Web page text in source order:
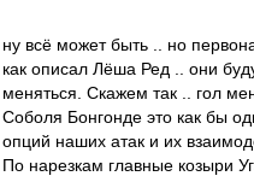
ну всё может быть .. но
как описал Лёша Ред .. они
меняться. Скажем так .. гол
Соболя Бонгонде это как бы
опций наших атак и их
По нарезкам главные козыри